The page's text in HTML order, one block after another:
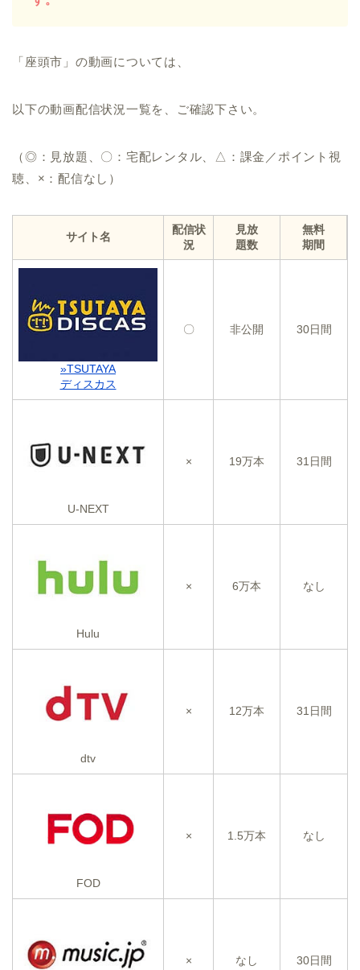
「座頭市」の動画については、
以下の動画配信状況一覧を、ご確認下さい。
（◎：見放題、〇：宅配レンタル、△：課金／ポイント視
聴、×：配信なし）
サイト名
配信状
況
見放
題数
無料
期間
»TSUTAYA
ディスカス
〇 非公開 30日間
U-NEXT
× 19万本 31日間
Hulu
× 6万本 なし
dtv
× 12万本 31日間
FOD
× 1.5万本 なし
× なし 30日間